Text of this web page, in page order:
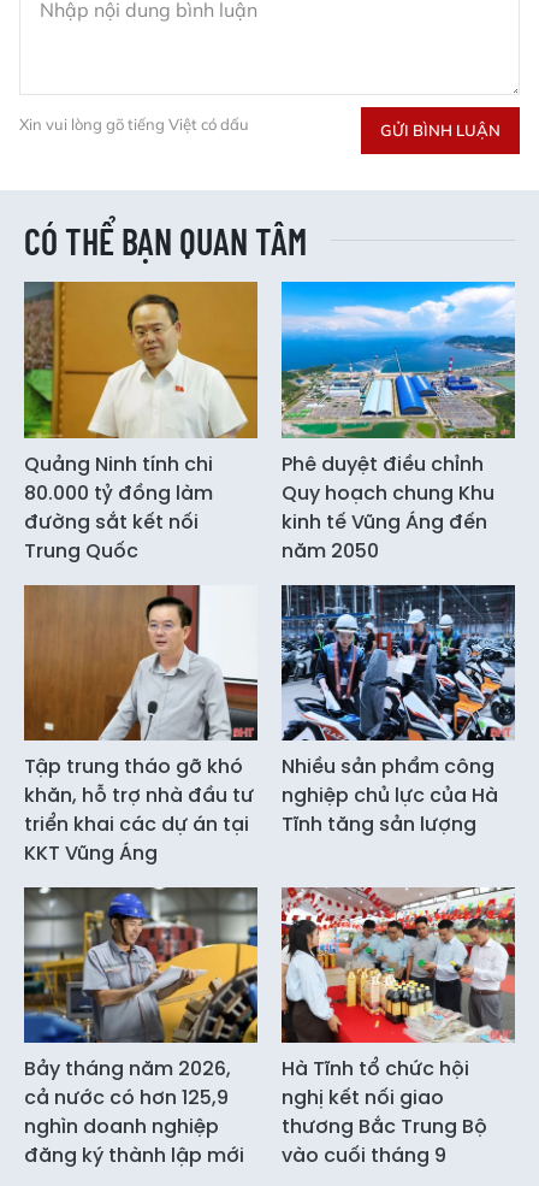
Xin vui lòng gõ tiếng Việt có dấu GỬI BÌNH LUẬN
CÓ THỂ BẠN QUAN TÂM
Quảng Ninh tính chi
80.000 tỷ đồng làm
đường sắt kết nối
Trung Quốc
Phê duyệt điều chỉnh
Quy hoạch chung Khu
kinh tế Vũng Áng đến
năm 2050
Tập trung tháo gỡ khó
khăn, hỗ trợ nhà đầu tư
triển khai các dự án tại
KKT Vũng Áng
Nhiều sản phẩm công
nghiệp chủ lực của Hà
Tĩnh tăng sản lượng
Bảy tháng năm 2026,
cả nước có hơn 125,9
nghìn doanh nghiệp
đăng ký thành lập mới
Hà Tĩnh tổ chức hội
nghị kết nối giao
thương Bắc Trung Bộ
vào cuối tháng 9